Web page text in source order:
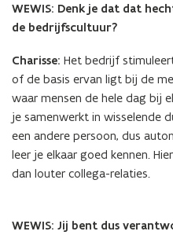
WEWIS: Denk je dat dat
de bedrijfscultuur?
Charisse: Het bedrijf
of de basis ervan ligt bij de
waar mensen de hele dag bij
je samenwerkt in wisselende
een andere persoon, dus
leer je elkaar goed kennen.
dan louter collega-relaties.
WEWIS: Jij bent dus